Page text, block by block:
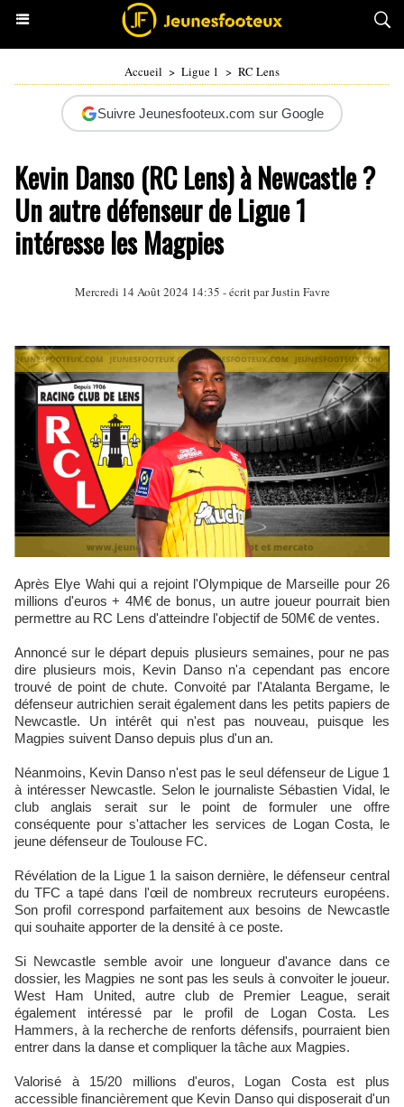
Accueil > Ligue 1 > RC Lens
Suivre Jeunesfooteux.com sur Google
Kevin Danso (RC Lens) à Newcastle ?
Un autre défenseur de Ligue 1
intéresse les Magpies
Mercredi 14 Août 2024 14:35 - écrit parJustin Favre
Après Elye Wahi qui a rejoint l'Olympique de Marseille pour 26
millions d'euros + 4M€ de bonus, un autre joueur pourrait bien
permettre au RC Lens d'atteindre l'objectif de 50M€ de ventes.
Annoncé sur le départ depuis plusieurs semaines, pour ne pas
dire plusieurs mois, Kevin Danso n'a cependant pas encore
trouvé de point de chute. Convoité par l'Atalanta Bergame, le
défenseur autrichien serait également dans les petits papiers de
Newcastle. Un intérêt qui n'est pas nouveau, puisque les
Magpies suivent Danso depuis plus d'un an.
Néanmoins, Kevin Danso n'est pas le seul défenseur de Ligue 1
à intéresser Newcastle. Selon le journaliste Sébastien Vidal, le
club anglais serait sur le point de formuler une offre
conséquente pour s'attacher les services de Logan Costa, le
jeune défenseur de Toulouse FC.
Révélation de la Ligue 1 la saison dernière, le défenseur central
du TFC a tapé dans l'œil de nombreux recruteurs européens.
Son profil correspond parfaitement aux besoins de Newcastle
qui souhaite apporter de la densité à ce poste.
Si Newcastle semble avoir une longueur d'avance dans ce
dossier, les Magpies ne sont pas les seuls à convoiter le joueur.
West Ham United, autre club de Premier League, serait
également intéressé par le profil de Logan Costa. Les
Hammers, à la recherche de renforts défensifs, pourraient bien
entrer dans la danse et compliquer la tâche aux Magpies.
Valorisé à 15/20 millions d'euros, Logan Costa est plus
accessible financièrement que Kevin Danso qui disposerait d'un